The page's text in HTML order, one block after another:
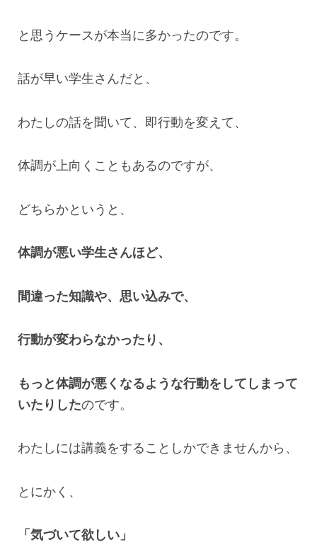
と思うケースが本当に多かったのです。
話が早い学生さんだと、
わたしの話を聞いて、即行動を変えて、
体調が上向くこともあるのですが、
どちらかというと、
体調が悪い学生さんほど、
間違った知識や、思い込みで、
行動が変わらなかったり、
もっと体調が悪くなるような行動をしてしまって
いたりしたのです。
わたしには講義をすることしかできませんから、
とにかく、
「気づいて欲しい」